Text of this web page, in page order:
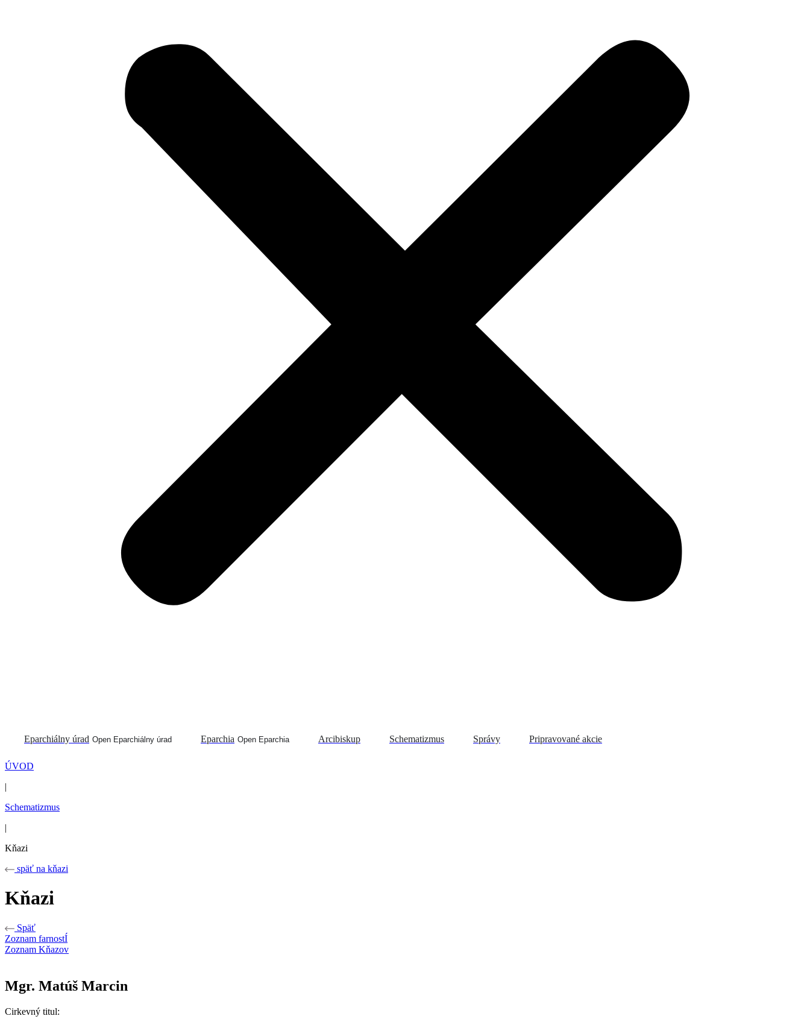
Eparchiálny úrad Open Eparchiálny úrad Eparchia Open Eparchia Arcibiskup Schematizmus Správy Pripravované akcie
ÚVOD
|
Schematizmus
|
Kňazi
späť na kňazi
Kňazi
Späť
Zoznam farnostÍ
Zoznam Kňazov
Mgr. Matúš Marcin
Cirkevný titul: